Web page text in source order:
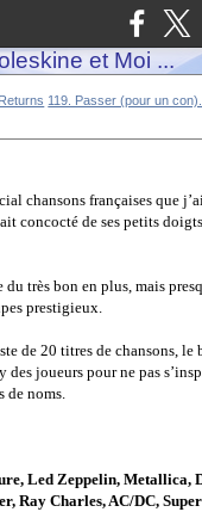
et Moi ...
119. Passer (pour un
chansons françaises que
concocté de ses petits
très bon en plus, mais
prestigieux.
de 20 titres de chansons,
joueurs pour ne pas
de noms.
Led Zeppelin, Metallica,
Ray Charles, AC/DC,